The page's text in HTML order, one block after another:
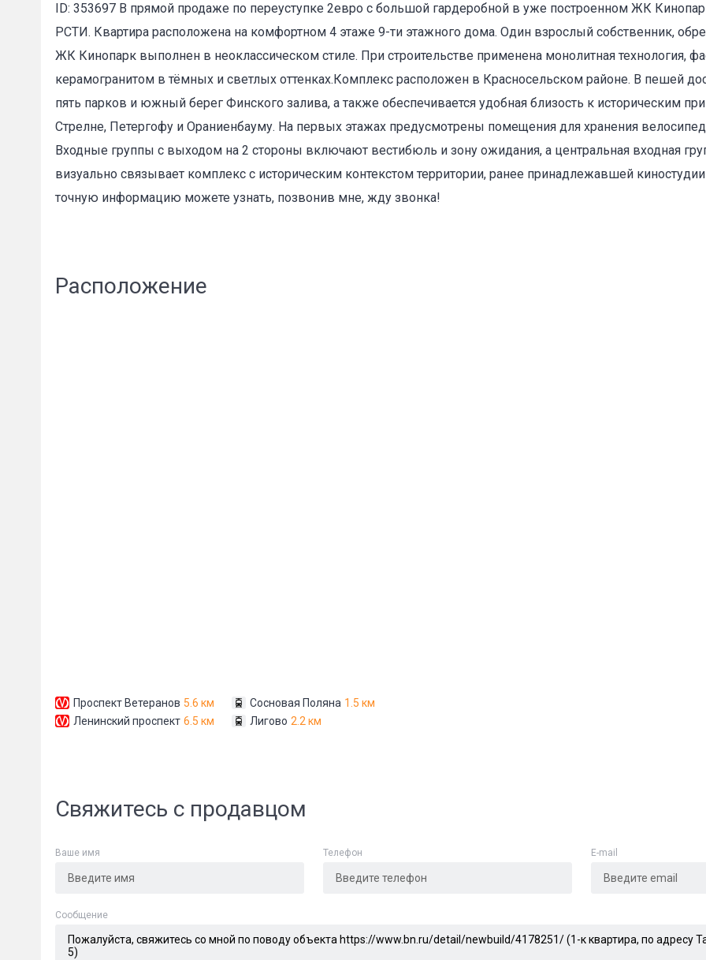
ID: 353697 В прямой продаже по переуступке 2евро с большой гардеробной в уже построенном ЖК
РСТИ. Квартира расположена на комфортном 4 этаже 9-ти этажного дома. Один взрослый собственник,
ЖК Кинопарк выполнен в неоклассическом стиле. При строительстве применена монолитная технология,
керамогранитом в тёмных и светлых оттенках.Комплекс расположен в Красносельском районе. В пешей
пять парков и южный берег Финского залива, а также обеспечивается удобная близость к историческим
Стрелне, Петергофу и Ораниенбауму. На первых этажах предусмотрены помещения для хранения
Входные группы с выходом на 2 стороны включают вестибюль и зону ожидания, а центральная входная
визуально связывает комплекс с историческим контекстом территории, ранее принадлежавшей
точную информацию можете узнать, позвонив мне, жду звонка!
Расположение
Проспект Ветеранов 5.6 км
Ленинский проспект 6.5 км
Сосновая Поляна 1.5 км
Лигово 2.2 км
Свяжитесь с продавцом
Ваше имя Телефон E-mail
Cообщение
Сообщение
Отправить